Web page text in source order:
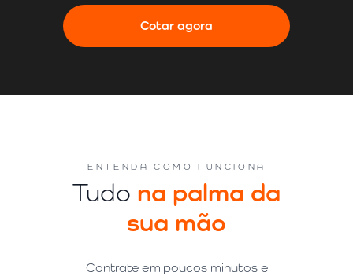
Tudo na palma da
sua mão
Contrate em poucos minutos e
ENTENDA COMO FUNCIONA
Cotar agora